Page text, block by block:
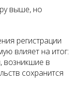
выше, но
регистрации
влияет на итог:
возникшие в
сохранится